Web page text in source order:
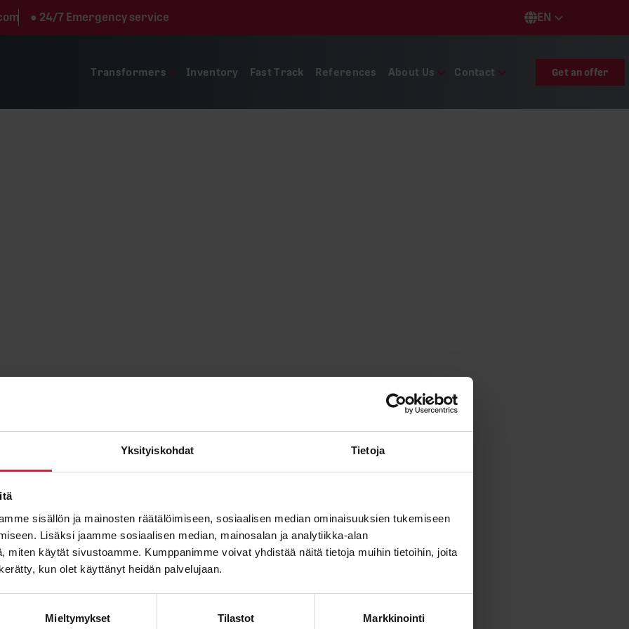
Yksityiskohdat Tietoja
sisällön ja mainosten räätälöimiseen, sosiaalisen median ominaisuuksien tukemiseen
Lisäksi jaamme sosiaalisen median, mainosalan ja analytiikka-alan
miten käytät sivustoamme. Kumppanimme voivat yhdistää näitä tietoja muihin tietoihin, joita
kun olet käyttänyt heidän palvelujaan.
Mieltymykset Tilastot Markkinointi
● 24/7 Emergency service EN
Languages
Transformers Inventory Fast Track References About Us Contact Get an offer